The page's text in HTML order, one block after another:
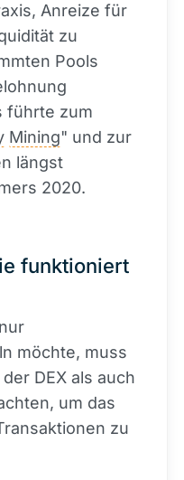
Anreize für
zu
Pools
führte zum
Mining" und zur
längst
2020.
funktioniert
möchte, muss
DEX als auch
um das
zu